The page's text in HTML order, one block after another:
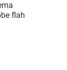
flah